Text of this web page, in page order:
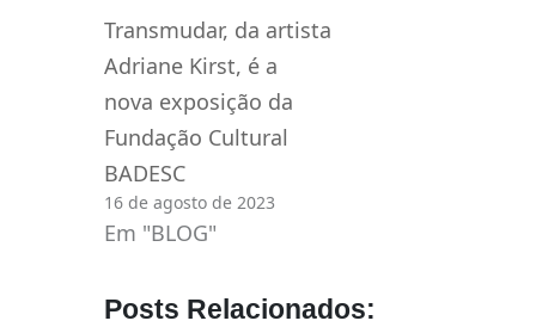
Transmudar, da artista
Adriane Kirst, é a
nova exposição da
Fundação Cultural
BADESC
16 de agosto de 2023
Em "BLOG"
Posts Relacionados: